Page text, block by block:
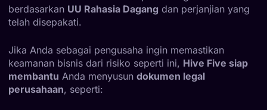
berdasarkan UU Rahasia Dagang dan perjanjian yang
telah disepakati.
Jika Anda sebagai pengusaha ingin memastikan
keamanan bisnis dari risiko seperti ini, Hive Five siap
membantu Anda menyusun dokumen legal
perusahaan, seperti: